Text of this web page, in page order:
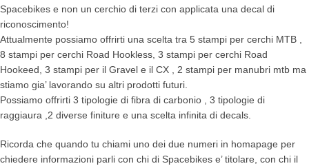
Spacebikes e non un cerchio di terzi con applicata una decal di
riconoscimento!
Attualmente possiamo offrirti una scelta tra 5 stampi per cerchi MTB ,
8 stampi per cerchi Road Hookless, 3 stampi per cerchi Road
Hookeed, 3 stampi per il Gravel e il CX , 2 stampi per manubri mtb ma
stiamo gia’ lavorando su altri prodotti futuri.
Possiamo offrirti 3 tipologie di fibra di carbonio , 3 tipologie di
raggiaura ,2 diverse finiture e una scelta infinita di decals.
Ricorda che quando tu chiami uno dei due numeri in homapage per
chiedere informazioni parli con chi di Spacebikes e’ titolare, con chi il